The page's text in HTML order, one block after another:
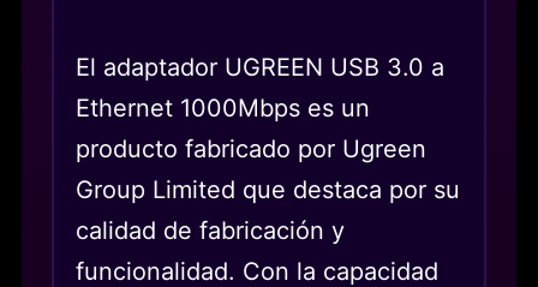
El adaptador UGREEN USB 3.0 a
Ethernet 1000Mbps es un
producto fabricado por Ugreen
Group Limited que destaca por su
calidad de fabricación y
funcionalidad. Con la capacidad